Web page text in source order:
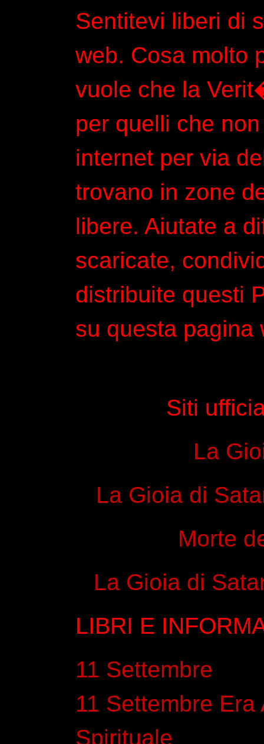
Sentitevi liberi di
web. Cosa molto
vuole che la
per quelli che
internet per via
trovano in zone
libere. Aiutate a
scaricate,
distribuite questi
su questa pagina
Siti
La
La Gioia di
Morte
La Gioia di
LIBRI E
11 Settembre
11 Settembre
Spirituale